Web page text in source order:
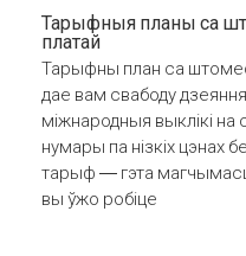
Тарыфныя планы са
платай
Тарыфны план са
дае вам свабоду
міжнародныя выклікі
нумары па нізкіх цэнах
тарыф — гэта
вы ўжо робіце